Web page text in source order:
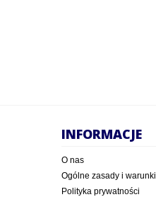
INFORMACJE
O nas
Ogólne zasady i warunki
Polityka prywatności